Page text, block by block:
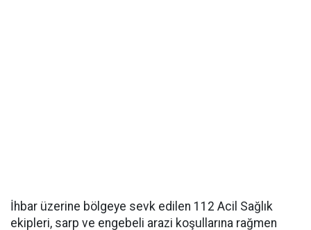
İhbar üzerine bölgeye sevk edilen 112 Acil Sağlık
ekipleri, sarp ve engebeli arazi koşullarına rağmen